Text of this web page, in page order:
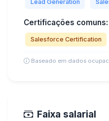
Lead Generation
Certificações comuns:
Salesforce Certification
Baseado em dados
Faixa salarial